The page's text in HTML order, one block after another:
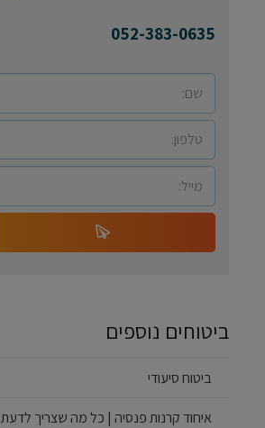
052-383-0635
ביטוחים נוספים
ביטוח סיעודי
איחוד קרנות פנסיה | כל מה שצריך לדעת